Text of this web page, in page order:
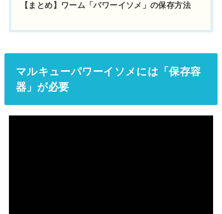
【まとめ】ワーム「パワーイソメ」の保存方法
マルキューパワーイソメには「保存容
器」が必要